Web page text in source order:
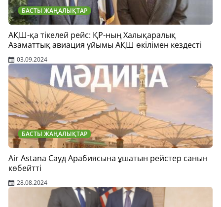
БАСТЫ ЖАҢАЛЫҚТАР
АҚШ-қа тікелей рейс: ҚР-ның Халықаралық
Азаматтық авиация ұйымы АҚШ өкілімен кездесті
03.09.2024
БАСТЫ ЖАҢАЛЫҚТАР
Air Astana Сауд Арабиясына ұшатын рейстер санын
көбейтті
28.08.2024